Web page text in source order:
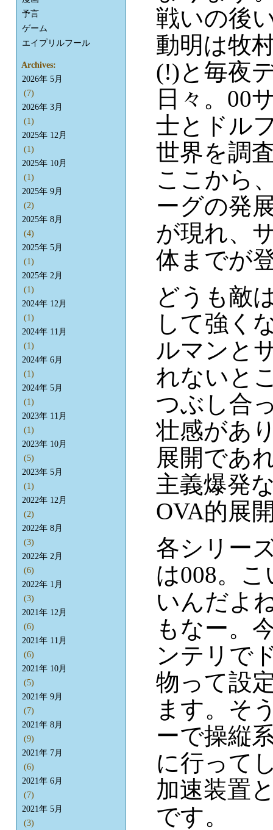
戦いの後
動明は牧
(!)と毎夜
日々。00
士とドル
世界を調
ここから
ーグの発
が現れ、
体までが
どうも敵
して強く
ルマンと
れないと
つぶし合
壮感があ
展開であ
主義爆発
OVA的展
各シリー
は008。
いんだよ
もなー。
ンテリで
物って設
ます。そ
ーで操縦
に行って
加速装置
です。
予言
ゲーム
エイプリルフール
Archives:
2026年 5月
(7)
2026年 3月
(1)
2025年 12月
(1)
2025年 10月
(1)
2025年 9月
(2)
2025年 8月
(4)
2025年 5月
(1)
2025年 2月
(1)
2024年 12月
(1)
2024年 11月
(1)
2024年 6月
(1)
2024年 5月
(1)
2023年 11月
(1)
2023年 10月
(5)
2023年 5月
(1)
2022年 12月
(2)
2022年 8月
(3)
2022年 2月
(6)
2022年 1月
(3)
2021年 12月
(6)
2021年 11月
(6)
2021年 10月
(5)
2021年 9月
(7)
2021年 8月
(9)
2021年 7月
(6)
2021年 6月
(7)
2021年 5月
(3)